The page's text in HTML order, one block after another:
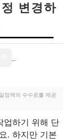
변경하
정액의 수수료를 제공
업하기 위해 단
. 하지만 기본